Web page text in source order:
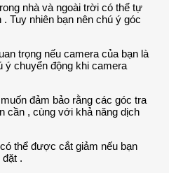
nhà và ngoài trời có thể tự
Tuy nhiên bạn nên chú ý góc
trọng nếu camera của bạn là
ý chuyển động khi camera
đảm bảo rằng các góc tra
cần , cùng với khả năng dịch
thể được cắt giảm nếu bạn
.